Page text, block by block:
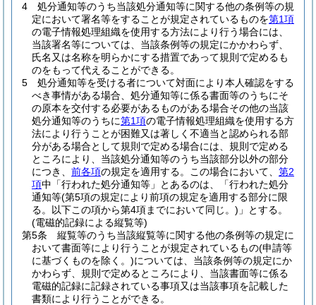
4
処分通知等のうち当該処分通知等に関する他の条例等の規
定において署名等をすることが規定されているものを第1項
の電子情報処理組織を使用する方法により行う場合には、
当該署名等については、当該条例等の規定にかかわらず、
氏名又は名称を明らかにする措置であって規則で定めるも
のをもって代えることができる。
5
処分通知等を受ける者について対面により本人確認をする
べき事情がある場合、処分通知等に係る書面等のうちにそ
の原本を交付する必要があるものがある場合その他の当該
処分通知等のうちに第1項の電子情報処理組織を使用する方
法により行うことが困難又は著しく不適当と認められる部
分がある場合として規則で定める場合には、規則で定める
ところにより、当該処分通知等のうち当該部分以外の部分
につき、 前各項の規定を適用する。 この場合において、 第2
項中「行われた処分通知等」とあるのは、「行われた処分
通知等(第5項の規定により前項の規定を適用する部分に限
る。以下この項から第4項までにおいて同じ。) 」とする。
(電磁的記録による縦覧等)
第5条
縦覧等のうち当該縦覧等に関する他の条例等の規定に
おいて書面等により行うことが規定されているもの(申請等
に基づくものを除く。)については、当該条例等の規定にか
かわらず、規則で定めるところにより、当該書面等に係る
電磁的記録に記録されている事項又は当該事項を記載した
書類により行うことができる。